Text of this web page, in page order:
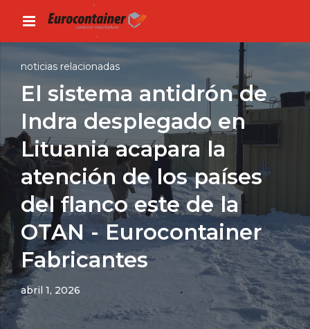
noticias relacionadas
El sistema antidrón de
Indra desplegado en
Lituania acapara la
atención de los países
del flanco este de la
OTAN - Eurocontainer
Fabricantes
abril 1, 2026